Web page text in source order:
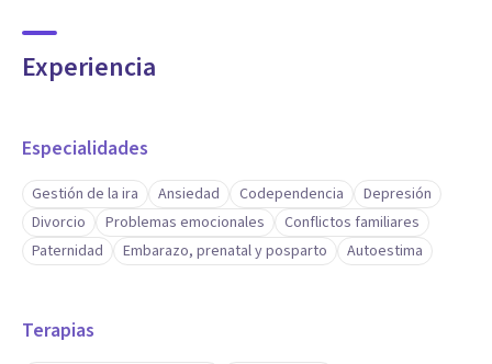
Experiencia
Especialidades
Gestión de la ira Ansiedad Codependencia
Depresión
Divorcio
Problemas emocionales
Conflictos familiares
Paternidad
Embarazo, prenatal y posparto Autoestima
Terapias